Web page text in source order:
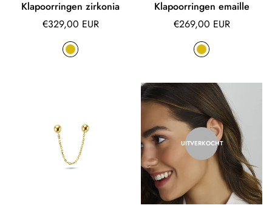
Klapoorringen zirkonia
Normale
€329,00 EUR
Klapoorringen emaille
Normale
€269,00 EUR
UITVERKOCHT